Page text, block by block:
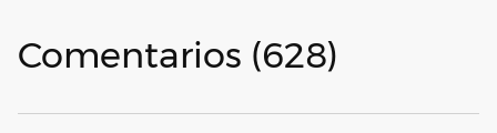
Comentarios (628)